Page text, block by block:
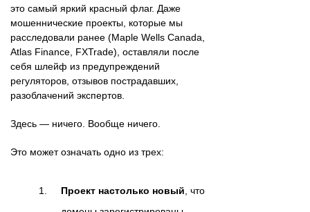
это самый яркий красный флаг. Даже
мошеннические проекты, которые мы
расследовали ранее (Maple Wells Canada,
Atlas Finance, FXTrade), оставляли после
себя шлейф из предупреждений
регуляторов, отзывов пострадавших,
разоблачений экспертов.
Здесь — ничего. Вообще ничего.
Это может означать одно из трех:
Проект настолько новый , что